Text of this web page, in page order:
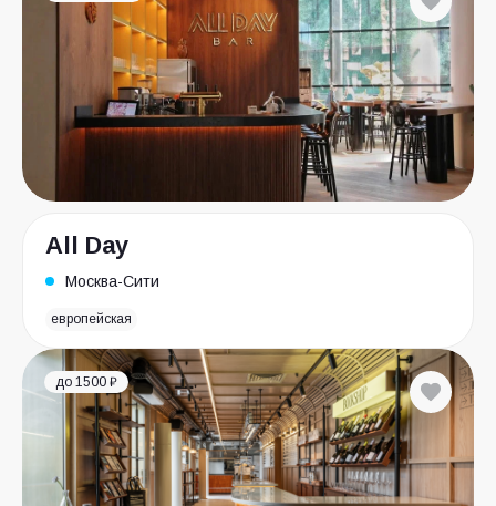
All Day
Москва-Сити
европейская
до 1500 ₽